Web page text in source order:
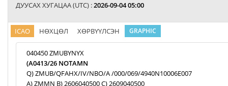
ДУУСАХ ХУГАЦАА (UTC) :2026-09-04 05:00
ICAO НӨХЦӨЛ ХӨРВҮҮЛСЭН GRAPHIC
040450 ZMUBYNYX
(A0413/26 NOTAMN
Q) ZMUB/QFAHX/IV/NBO/A /000/069/4940N10006E007
A) ZMMN B) 2606040500 C) 2609040500